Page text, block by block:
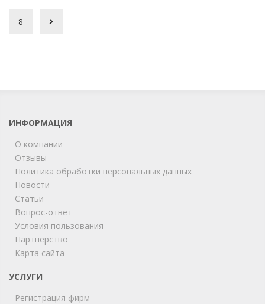
8
ИНФОРМАЦИЯ
О компании
Отзывы
Политика обработки персональных данных
Новости
Статьи
Вопрос-ответ
Условия пользования
Партнерство
Карта сайта
УСЛУГИ
Регистрация фирм